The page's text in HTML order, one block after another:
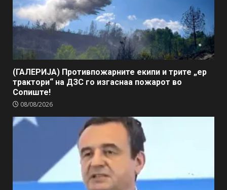
(ГАЛЕРИЈА) Противпожарните екипи и трите „ер
трактори“ на ДЗС го изгаснаа пожарот во
Сопиште!
08/08/2026